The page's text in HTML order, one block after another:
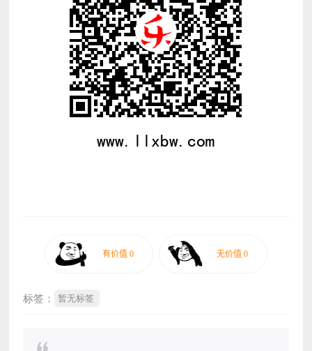
标签： 暂无标签